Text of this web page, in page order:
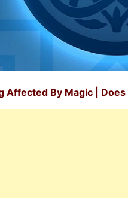
Affected By Magic |